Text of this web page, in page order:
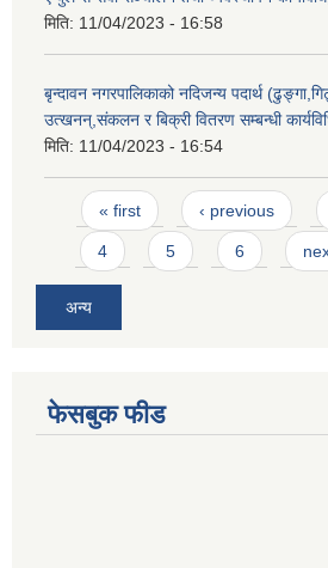
मिति: 11/04/2023 - 16:58
बृन्दावन नगरपालिकाको नदिजन्य पदार्थ
उत्खनन्,संकलन र बिक्री वितरण सम्बन्धी
मिति: 11/04/2023 - 16:54
Pages
« first ‹ previous
4 5 6
अन्य
फेसबुक फीड